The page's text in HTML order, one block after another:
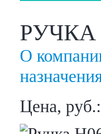
РУЧКА
О
Цена,